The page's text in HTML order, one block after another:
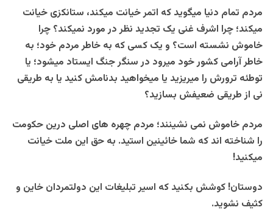
مردم تمام دنیا میگوید که اتمر خیانت میکند، ستانکزی خیانت
میکند؛ چرا اشرف غنی یک تجدید نظر در مورد نمیکند؟ چرا
خاموش نشسته است؟ و یک کسی که به خاطر مردم خود؛ به
خاطر آرامی کشور خود میرود در سنگر جنگ ایستاد میشود؛ یا
توطئه ترورش را میریزید یا میخواهید بدنامش کنید یا به طریقی
نی از طریقی ضعیفش بسازید؟
مردم خاموش نمی نشینند؛ مردم چهره های اصلی درین حکومت
را شناخته اند که شما خائینین استید. به حق این ملت خیانت
میکنید!
دوستان! کوشش بکنید که اسیر تبلیغات این دولتمردان خاین و
کثیف نشوید.